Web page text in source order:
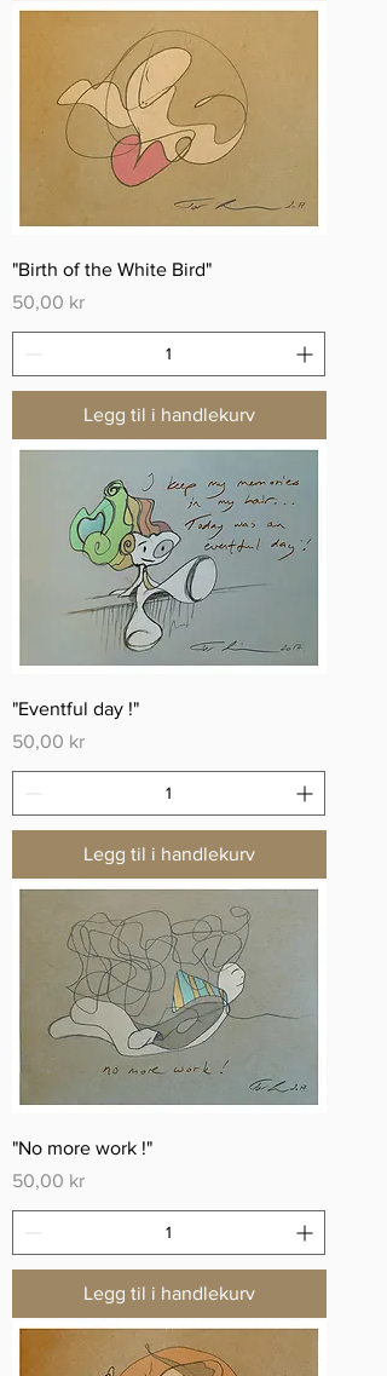
"Birth of the White Bird"
Pris
50,00 kr
Legg til i handlekurv
"Eventful day !"
Pris
50,00 kr
Legg til i handlekurv
"No more work !"
Pris
50,00 kr
Legg til i handlekurv